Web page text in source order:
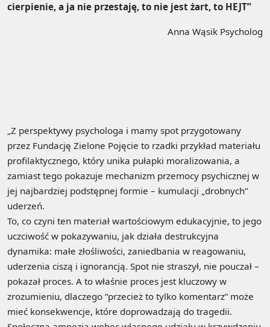
cierpienie, a ja nie przestaję, to nie jest żart, to HEJT”
Anna Wąsik Psycholog
„Z perspektywy psychologa i mamy spot przygotowany
przez Fundację Zielone Pojęcie to rzadki przykład materiału
profilaktycznego, który unika pułapki moralizowania, a
zamiast tego pokazuje mechanizm przemocy psychicznej w
jej najbardziej podstępnej formie – kumulacji „drobnych”
uderzeń.
To, co czyni ten materiał wartościowym edukacyjnie, to jego
uczciwość w pokazywaniu, jak działa destrukcyjna
dynamika: małe złośliwości, zaniedbania w reagowaniu,
uderzenia ciszą i ignorancją. Spot nie straszył, nie pouczał –
pokazał proces. A to właśnie proces jest kluczowy w
zrozumieniu, dlaczego “przecież to tylko komentarz” może
mieć konsekwencje, które doprowadzają do tragedii.